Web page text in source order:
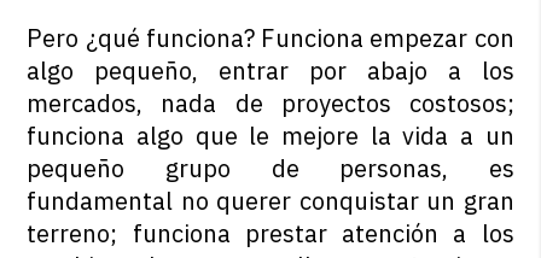
Pero ¿qué funciona? Funciona empezar con
algo pequeño, entrar por abajo a los
mercados, nada de proyectos costosos;
funciona algo que le mejore la vida a un
pequeño grupo de personas, es
fundamental no querer conquistar un gran
terreno; funciona prestar atención a los